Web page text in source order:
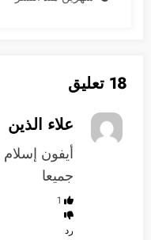
18 تعليق
علاء الذين
أيفون
جميعا
1
رد